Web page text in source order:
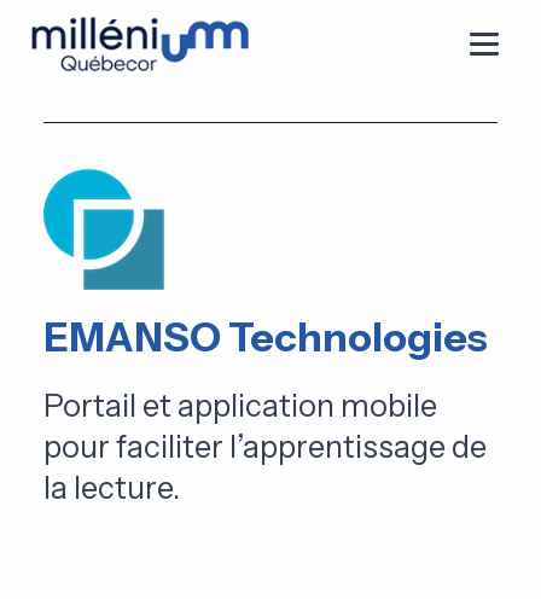
EMANSO Technologies
Portail et application mobile
pour faciliter l’apprentissage de
la lecture.